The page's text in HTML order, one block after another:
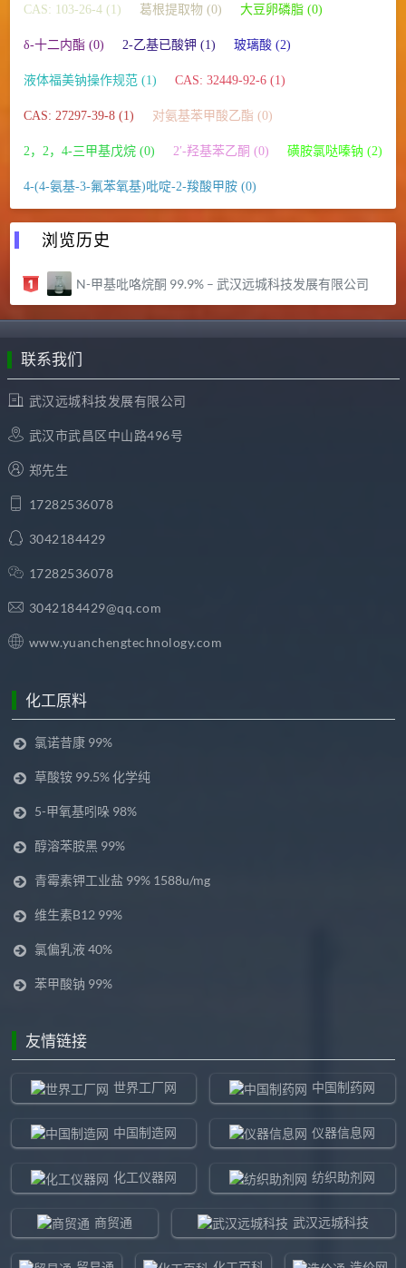
CAS: 103-26-4 (1) 葛根提取物 (0) 大豆卵磷脂 (0)
δ-十二内酯 (0) 2-乙基已酸钾 (1) 玻璃酸 (2)
液体福美钠操作规范 (1) CAS: 32449-92-6 (1)
CAS: 27297-39-8 (1) 对氨基苯甲酸乙酯 (0)
2，2，4-三甲基戊烷 (0) 2′-羟基苯乙酮 (0) 磺胺氯哒嗪钠 (2)
4-(4-氨基-3-氟苯氧基)吡啶-2-羧酸甲胺 (0)
浏览历史
N-甲基吡咯烷酮 99.9% – 武汉远城科技发展有限公司
联系我们
武汉远城科技发展有限公司
武汉市武昌区中山路496号
郑先生
17282536078
3042184429
17282536078
3042184429@qq.com
www.yuanchengtechnology.com
化工原料
氯诺昔康 99%
草酸铵 99.5% 化学纯
5-甲氧基吲哚 98%
醇溶苯胺黑 99%
青霉素钾工业盐 99% 1588u/mg
维生素B12 99%
氯偏乳液 40%
苯甲酸钠 99%
友情链接
世界工厂网 中国制药网
中国制造网 仪器信息网
化工仪器网 纺织助剂网
商贸通 武汉远城科技